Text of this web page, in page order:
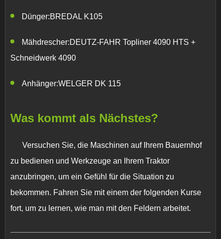
Dünger:BREDAL K105
Mähdrescher:DEUTZ-FAHR Topliner 4090 HTS +
Schneidwerk 4090
Anhänger:WELGER DK 115
Was kommt als Nächstes?
Versuchen Sie, die Maschinen auf Ihrem Bauernhof
zu bedienen und Werkzeuge an Ihrem Traktor
anzubringen, um ein Gefühl für die Situation zu
bekommen. Fahren Sie mit einem der folgenden Kurse
fort, um zu lernen, wie man mit den Feldern arbeitet.